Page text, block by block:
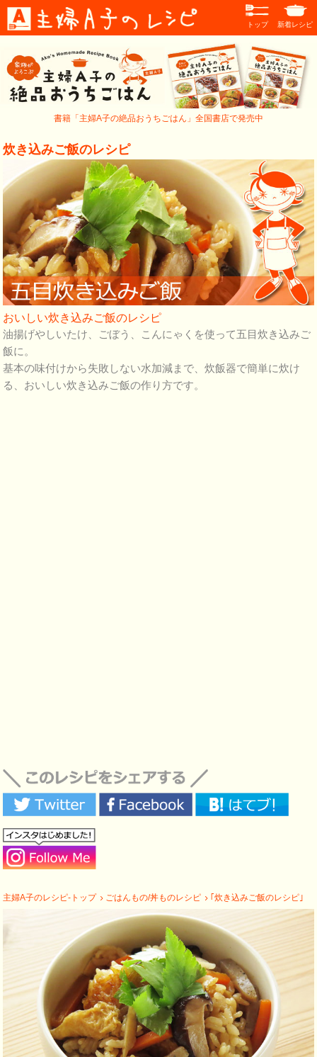
新着レシピ
トップ
書籍「主婦A子の絶品おうちごはん」全国書店で発売中
炊き込みご飯のレシピ
おいしい炊き込みご飯のレシピ
油揚げやしいたけ、ごぼう、こんにゃくを使って五目炊き込みご
飯に。
基本の味付けから失敗しない水加減まで、炊飯器で簡単に炊け
る、おいしい炊き込みご飯の作り方です。
主婦A子のレシピ-トップ ごはんもの/丼ものレシピ ｢炊き込みご飯のレシピ｣